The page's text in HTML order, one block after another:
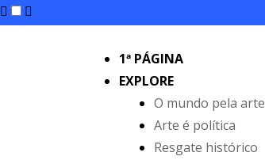
1ª PÁGINA
EXPLORE
O mundo pela arte
Arte é política
Resgate histórico